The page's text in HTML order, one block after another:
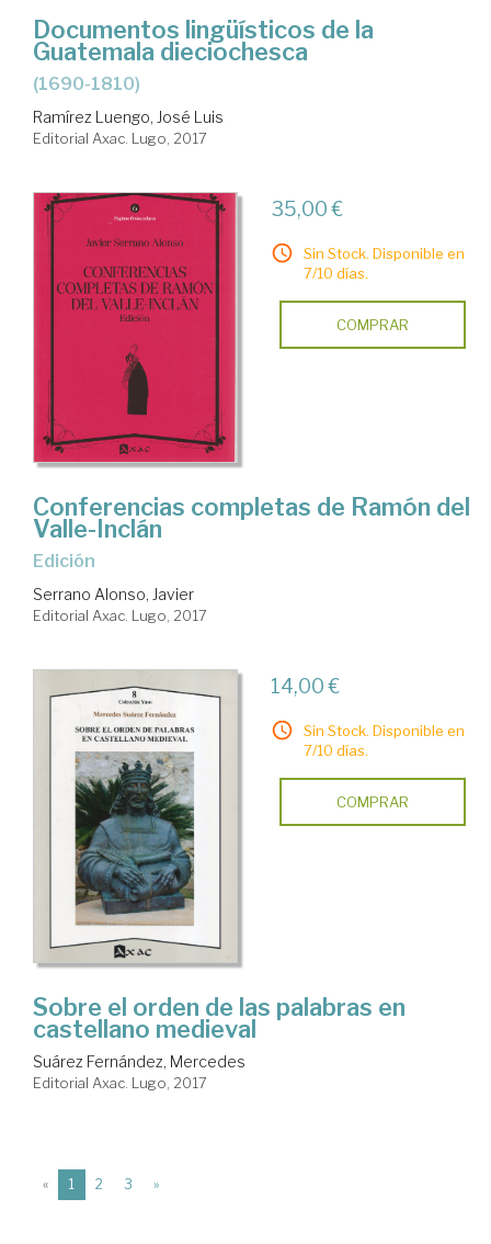
Documentos lingüísticos de la
Guatemala dieciochesca
(1690-1810)
Ramírez Luengo, José Luis
Editorial Axac. Lugo, 2017
35,00 €
Sin Stock. Disponible en
7/10 días.
COMPRAR
Conferencias completas de Ramón del
Valle-Inclán
Edición
Serrano Alonso, Javier
Editorial Axac. Lugo, 2017
14,00 €
Sin Stock. Disponible en
7/10 días.
COMPRAR
Sobre el orden de las palabras en
castellano medieval
Suárez Fernández, Mercedes
Editorial Axac. Lugo, 2017
« 1 (current)
2 3 »